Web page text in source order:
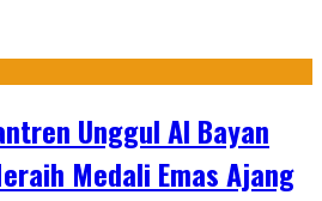
Unggul Al Bayan
Medali Emas Ajang